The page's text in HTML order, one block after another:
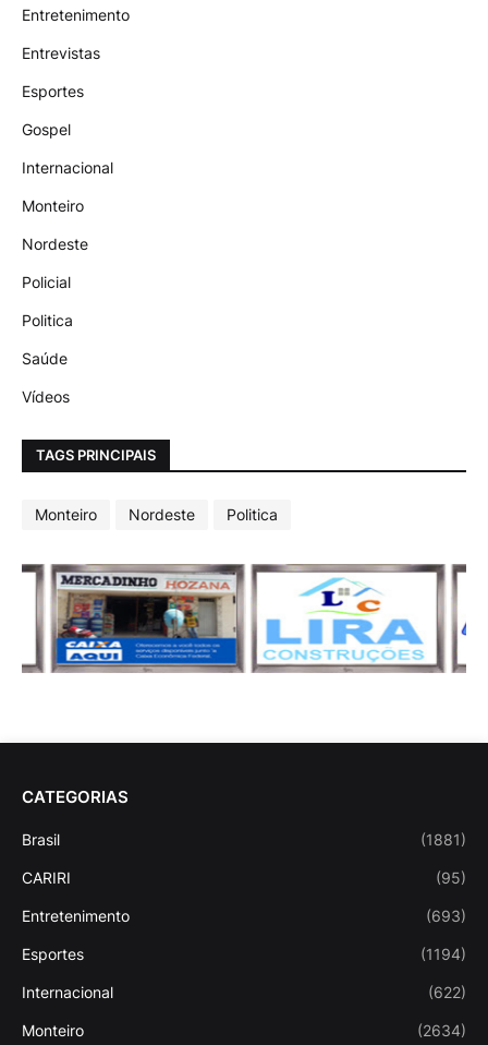
Entretenimento
Entrevistas
Esportes
Gospel
Internacional
Monteiro
Nordeste
Policial
Politica
Saúde
Vídeos
TAGS PRINCIPAIS
Monteiro Nordeste Politica
CATEGORIAS
Brasil (1881)
CARIRI (95)
Entretenimento (693)
Esportes (1194)
Internacional (622)
Monteiro (2634)